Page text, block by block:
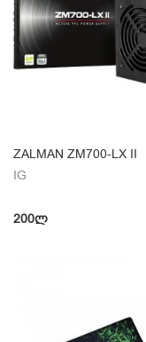
ZALMAN ZM700-LX II
IG
200ლ